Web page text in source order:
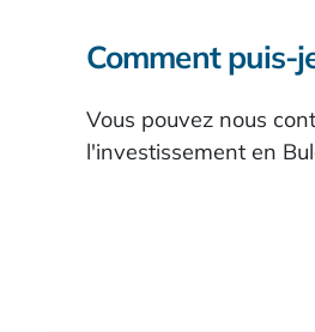
Comment puis-
Vous pouvez nous
l'investissement en